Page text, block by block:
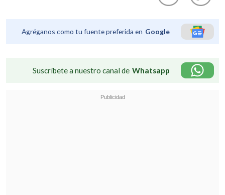
Agréganos como tu fuente preferida en Google
Suscríbete a nuestro canal de Whatsapp